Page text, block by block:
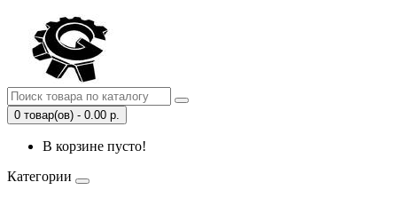
0 товар(ов) - 0.00 р.
В корзине пусто!
Категории